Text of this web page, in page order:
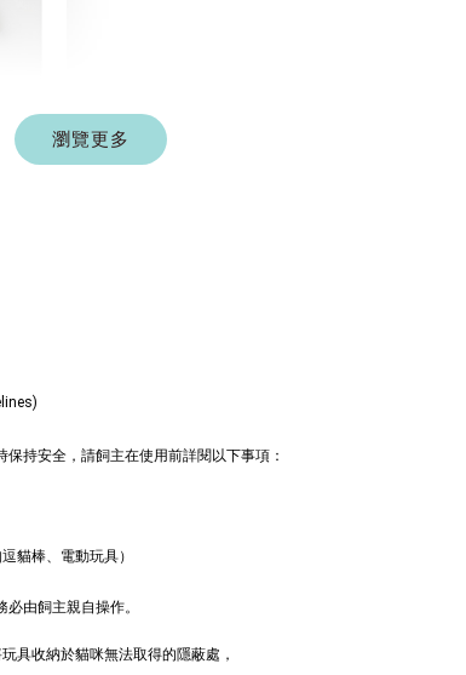
毛
具
瀏覽全部
瀏覽更多
持安全，請飼主在使用前詳閱以下事項：
貓棒、電動玩具）
由飼主親自操作。
具收納於貓咪無法取得的隱蔽處，